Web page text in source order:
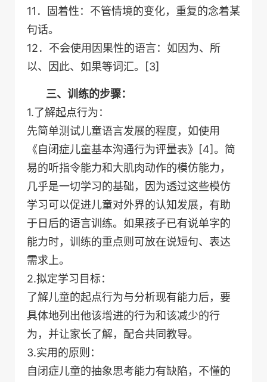
11．固着性：不管情境的变化，重复的念着某
句话。
12．不会使用因果性的语言：如因为、所
以、因此、如果等词汇。[3]
三、训练的步骤：
1.了解起点行为：
先简单测试儿童语言发展的程度，如使用
《自闭症儿童基本沟通行为评量表》[4]。简
易的听指令能力和大肌肉动作的模仿能力，
几乎是一切学习的基础，因为透过这些模仿
学习可以促进儿童对外界的认知发展，有助
于日后的语言训练。如果孩子已有说单字的
能力时，训练的重点则可放在说短句、表达
需求上。
2.拟定学习目标：
了解儿童的起点行为与分析现有能力后，要
具体地列出他该增进的行为和该减少的行
为，并让家长了解，配合共同教导。
3.实用的原则：
自闭症儿童的抽象思考能力有缺陷，不懂的